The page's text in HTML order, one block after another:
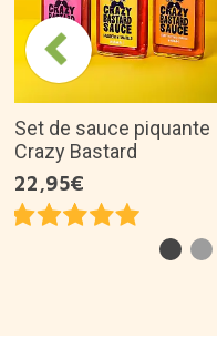
Set de sauce piquante
Crazy Bastard
22,95€